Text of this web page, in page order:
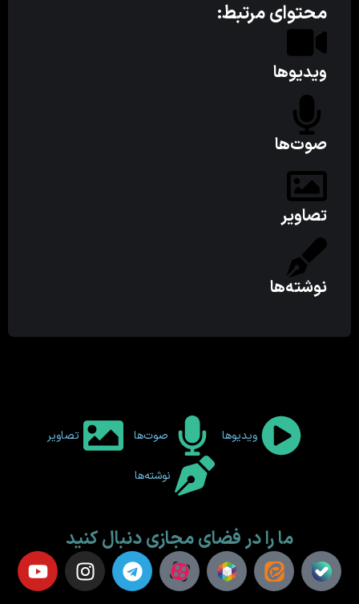
محتوای مرتبط:
ویدیوها
صوت‌ها
تصاویر
نوشته‌ها
ویدیوها صوت‌ها تصاویر
نوشته‌ها
ما را در فضای مجازی دنبال کنید